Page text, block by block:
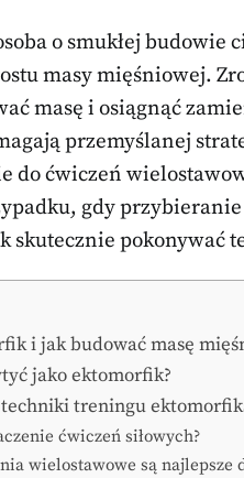
o smukłej budowie
masy mięśniowej.
masę i osiągnąć
przemyślanej
do ćwiczeń
gdy
skutecznie pokonywać
i jak budować masę
jako ektomorfik?
techniki treningu
ćwiczeń siłowych?
wielostawowe są najlepsze